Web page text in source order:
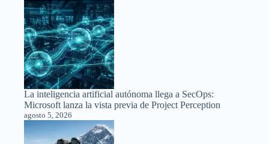
La inteligencia artificial autónoma llega a SecOps:
Microsoft lanza la vista previa de Project Perception
agosto 5, 2026